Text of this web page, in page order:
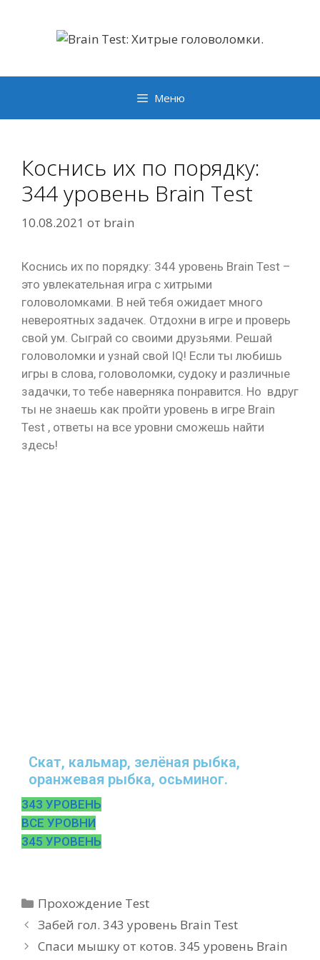
содержимому
Меню
Коснись их по порядку:
344 уровень Brain Test
10.08.2021 от brain
Коснись их по порядку: 344 уровень Brain Test –
это увлекательная игра с хитрыми
головоломками. В ней тебя ожидает много
невероятных задачек. Отдохни в игре и проверь
свой ум. Сыграй со своими друзьями. Решай
головоломки и узнай свой IQ! Если ты любишь
игры в слова, головоломки, судоку и различные
задачки, то тебе наверняка понравится. Но вдруг
ты не знаешь как пройти уровень в игре Brain
Test , ответы на все уровни сможешь найти
здесь!
Скат, кальмар, зелёная рыбка,
оранжевая рыбка, осьминог.
343 УРОВЕНЬ
ВСЕ УРОВНИ
345 УРОВЕНЬ
Рубрики
Прохождение Test
Забей гол. 343 уровень Brain Test
Спаси мышку от котов. 345 уровень Brain